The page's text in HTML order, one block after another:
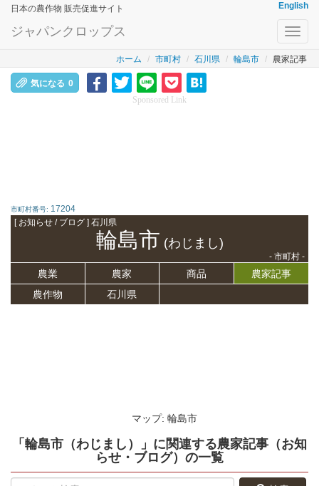
日本の農作物 販売促進サイト English
ジャパンクロップス
ホーム 市町村 石川県 輪島市 農家記事
気になる 0
Sponsored Link
市町村番号: 17204
[ お知らせ / ブログ ] 石川県
輪島市 (わじまし)
- 市町村 -
農業 農家 商品
農家記事
農作物
石川県
マップ: 輪島市
「輪島市（わじまし）」 に関連する農家記事（お知
らせ・ブログ） の一覧